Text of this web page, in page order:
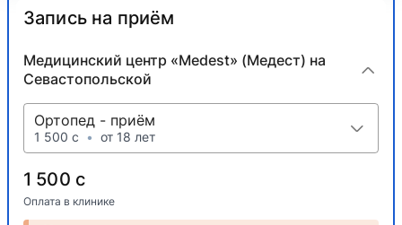
Запись на приём
Медицинский центр «Medest» (Медест) на
Севастопольской
Ортопед - приём
1 500 с • от 18 лет
1 500 с
Оплата в клинике